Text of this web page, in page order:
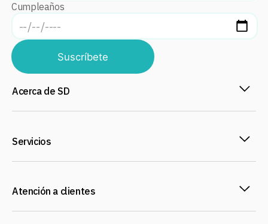
Cumpleaños
Suscríbete
Acerca de SD
Servicios
Atención a clientes